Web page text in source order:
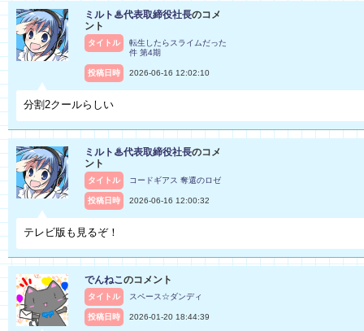
ミルト♨代表取締役社長のコメ
ント
タイトル
転生したらスライムだった
件 第4期
投稿日時 2026-06-16 12:02:10
分割2クールらしい
ミルト♨代表取締役社長のコメ
ント
タイトル コードギアス 奪還のロゼ
投稿日時 2026-06-16 12:00:32
テレビ版も見るぞ！
でんねこのコメント
タイトル スペース☆ダンディ
投稿日時 2026-01-20 18:44:39